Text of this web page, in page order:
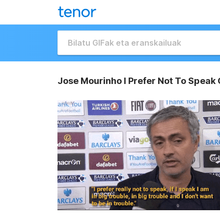
Jose Mourinho I Prefer Not To Speak